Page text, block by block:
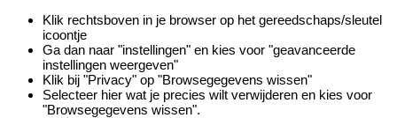
Klik rechtsboven in je browser op het gereedschaps/sleutel
icoontje
Ga dan naar "instellingen" en kies voor "geavanceerde
instellingen weergeven"
Klik bij "Privacy" op "Browsegegevens wissen"
Selecteer hier wat je precies wilt verwijderen en kies voor
"Browsegegevens wissen".